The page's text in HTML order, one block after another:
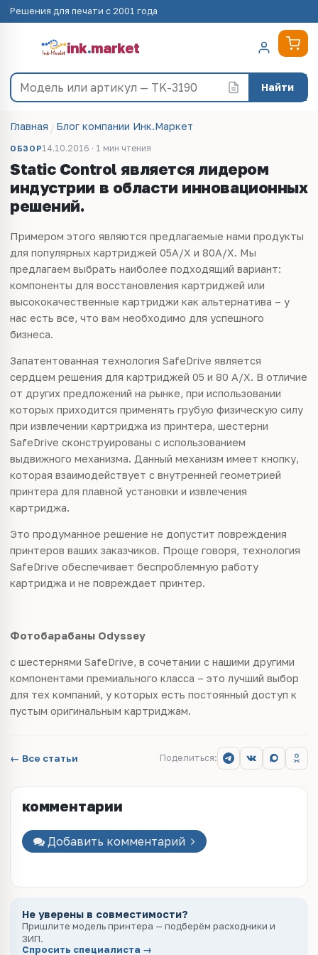
Решения для печати с 2001 года
ink.market
Найти
Главная Блог компании Инк.Маркет
ОБЗОР14.10.2016 · 1 мин чтения
Static Control является лидером
индустрии в области инновационных
решений.
Примером этого являются предлагаемые нами продукты
для популярных картриджей 05A/X и 80A/X. Мы
предлагаем выбрать наиболее подходящий вариант:
компоненты для восстановления картриджей или
высококачественные картриджи как альтернатива – у
нас есть все, что вам необходимо для успешного
бизнеса.
Запатентованная технология SafeDrive является
сердцем решения для картриджей 05 и 80 A/X. В отличие
от других предложений на рынке, при использовании
которых приходится применять грубую физическую силу
при извлечении картриджа из принтера, шестерни
SafeDrive сконструированы с использованием
выдвижного механизма. Данный механизм имеет кнопку,
которая взаимодействует с внутренней геометрией
принтера для плавной установки и извлечения
картриджа.
Это продуманное решение не допустит повреждения
принтеров ваших заказчиков. Проще говоря, технология
SafeDrive обеспечивает беспроблемную работу
картриджа и не повреждает принтер.
Фотобарабаны Odyssey
c шестернями SafeDrive, в сочетании с нашими другими
компонентами премиального класса – это лучший выбор
для тех компаний, у которых есть постоянный доступ к
пустым оригинальным картриджам.
← Все статьи Поделиться:
комментарии
Добавить комментарий
Не уверены в совместимости?
Пришлите модель принтера — подберём расходники и
ЗИП.
Спросить специалиста →